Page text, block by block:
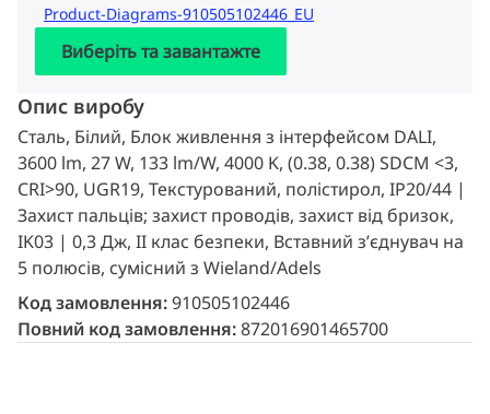
Product-Diagrams-910505102446_EU
Виберіть та завантажте
Опис виробу
Сталь, Білий, Блок живлення з інтерфейсом DALI,
3600 lm, 27 W, 133 lm/W, 4000 K, (0.38, 0.38) SDCM <3,
CRI>90, UGR19, Текстурований, полістирол, IP20/44 |
Захист пальців; захист проводів, захист від бризок,
IK03 | 0,3 Дж, II клас безпеки, Вставний з’єднувач на
5 полюсів, сумісний з Wieland/Adels
Код замовлення:910505102446
Повний код замовлення:872016901465700